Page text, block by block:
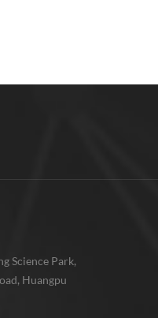
Science Park,
Huangpu